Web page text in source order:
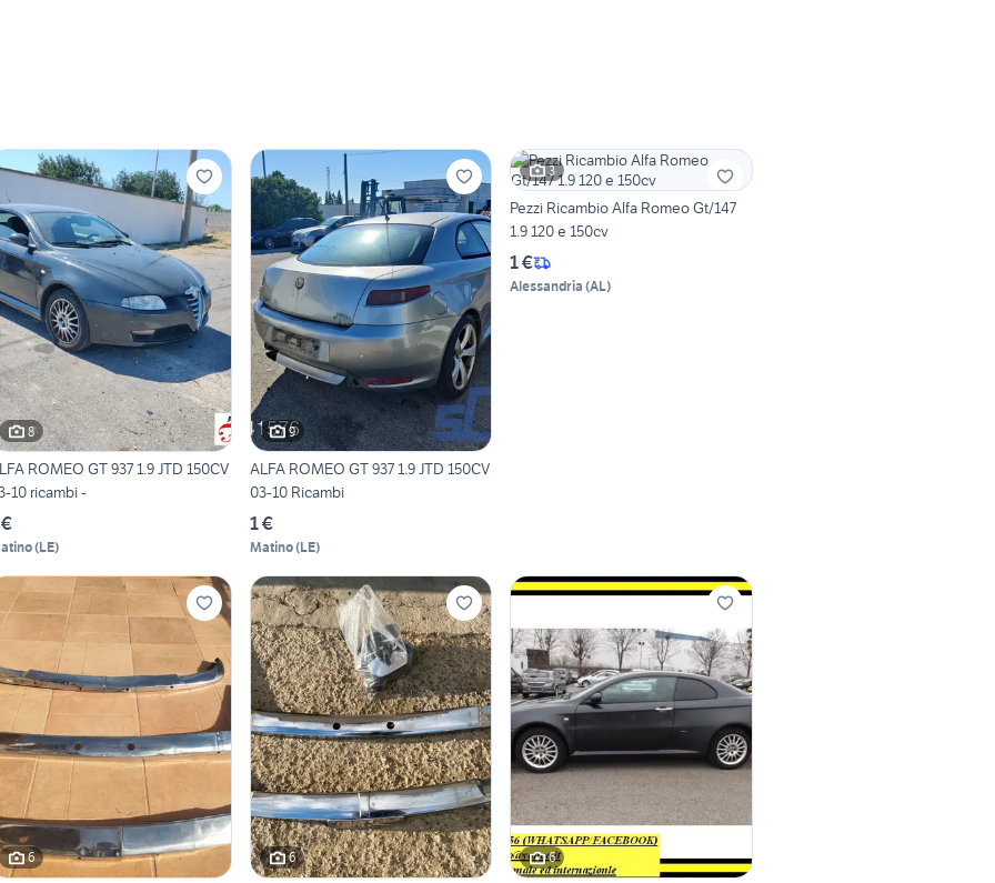
8
ROMEO GT 937 1.9 JTD 150CV
10 ricambi -
(LE)
9
ALFA ROMEO GT 937 1.9 JTD 150CV
03-10 Ricambi
1 €
Matino(LE)
3
Pezzi Ricambio Alfa Romeo Gt/147
1.9 120 e 150cv
1 €
Alessandria (AL)
6 6 6